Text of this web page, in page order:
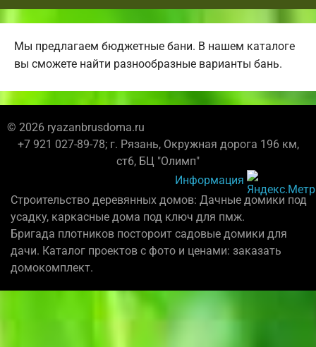
Мы предлагаем бюджетные бани. В нашем каталоге
вы сможете найти разнообразные варианты бань.
© 2026 ryazanbrusdoma.ru
+7 921 027-89-78; г. Рязань, Окружная дорога 196 км,
ст6, БЦ "Олимп"
Информация
Строительство деревянных домов: Дачные домики под
усадку, каркасные дома под ключ для пмж.
Бригада плотников постороит садовые домики для
дачи. Каталог проектов с фото и ценами: заказать
домокомплект.